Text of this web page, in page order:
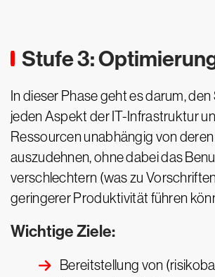
Stufe 3:
In dieser Phase geht es darum,
jeden Aspekt der IT-Infrastruktur
Ressourcen unabhängig von
auszudehnen, ohne dabei das
verschlechtern (was zu
geringerer Produktivität führen
Wichtige Ziele:
Bereitstellung von